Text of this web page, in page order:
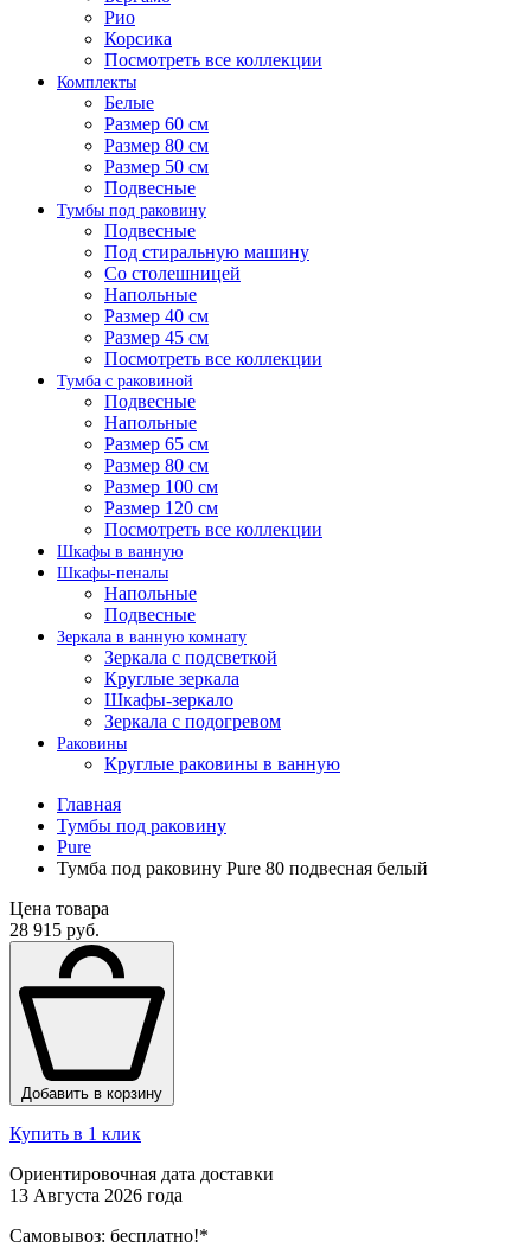
Рио
Корсика
Посмотреть все коллекции
Комплекты
Белые
Размер 60 см
Размер 80 см
Размер 50 см
Подвесные
Тумбы под раковину
Подвесные
Под стиральную машину
Со столешницей
Напольные
Размер 40 см
Размер 45 см
Посмотреть все коллекции
Тумба с раковиной
Подвесные
Напольные
Размер 65 см
Размер 80 см
Размер 100 см
Размер 120 см
Посмотреть все коллекции
Шкафы в ванную
Шкафы-пеналы
Напольные
Подвесные
Зеркала в ванную комнату
Зеркала с подсветкой
Круглые зеркала
Шкафы-зеркало
Зеркала с подогревом
Раковины
Круглые раковины в ванную
Главная
Тумбы под раковину
Pure
Тумба под раковину Pure 80 подвесная белый
Цена товара
28 915 руб.
Добавить в корзину
Купить в 1 клик
Ориентировочная дата доставки
13 Августа 2026 года
Самовывоз: бесплатно!*